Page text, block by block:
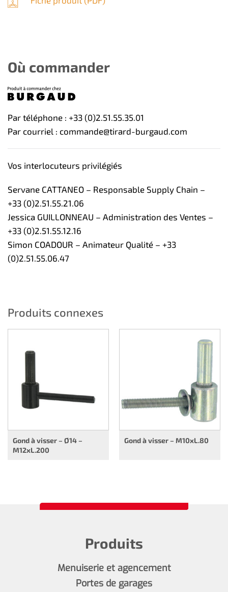
Où commander
Par téléphone : +33 (0)2.51.55.35.01
Par courriel : commande@tirard-burgaud.com
Vos interlocuteurs privilégiés
Servane CATTANEO – Responsable Supply Chain –
+33 (0)2.51.55.21.06
Jessica GUILLONNEAU – Administration des Ventes –
+33 (0)2.51.55.12.16
Simon COADOUR – Animateur Qualité – +33
(0)2.51.55.06.47
Produits connexes
Gond à visser – Ø14 –
M12xL.200
Gond à visser – M10xL.80
Produits
Menuiserie et agencement
Portes de garages